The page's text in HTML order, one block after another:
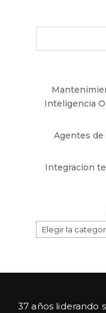
Inteligencia
Agentes
Integracion
CATEGORÍAS
37 años liderando